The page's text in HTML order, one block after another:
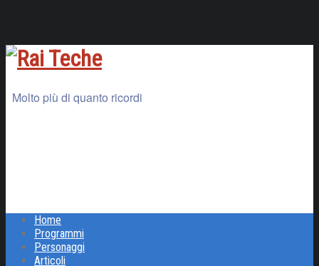
Molto più di quanto ricordi
Home
Programmi
Personaggi
Articoli